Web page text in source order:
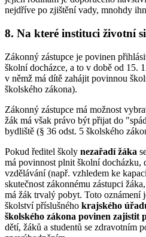
nejdříve po zjištění vady, mnohdy
8. Na které instituci životní
Zákonný zástupce je povinen
školní docházce, a to v době od 15.
v němž má dítě zahájit povinnou
školského zákona).
Zákonný zástupce má možnost
žák má však právo být přijat do
bydliště (§ 36 odst. 5 školského
Pokud ředitel školy nezařadí žáka
má povinnost plnit školní docházku,
vzdělávání (např. vzhledem ke
skutečnost zákonnému zástupci
má žák trvalý pobyt. Toto oznámení
školství příslušného krajského
školského zákona povinen zajistit
dětí, žáků a studentů se zdravotním